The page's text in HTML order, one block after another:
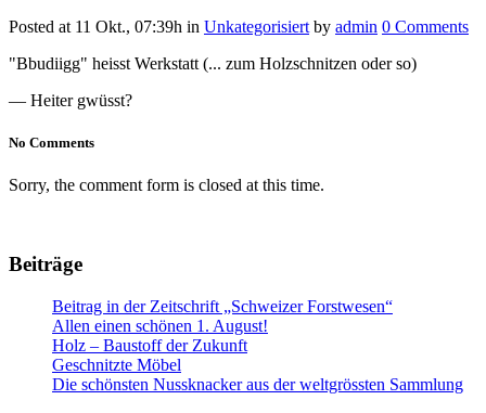
Posted at 11 Okt., 07:39h in Unkategorisiert by admin 0 Comments
"Bbudiigg" heisst Werkstatt (... zum Holzschnitzen oder so)
— Heiter gwüsst?
No Comments
Sorry, the comment form is closed at this time.
Beiträge
Beitrag in der Zeitschrift „Schweizer Forstwesen“
Allen einen schönen 1. August!
Holz – Baustoff der Zukunft
Geschnitzte Möbel
Die schönsten Nussknacker aus der weltgrössten Sammlung